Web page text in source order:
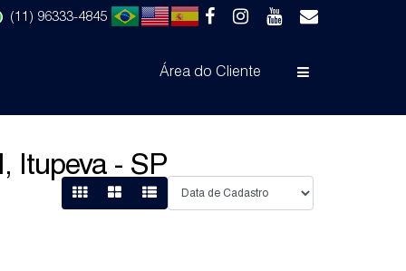
(11) 96333-4845
Área do Cliente
Itupeva - SP